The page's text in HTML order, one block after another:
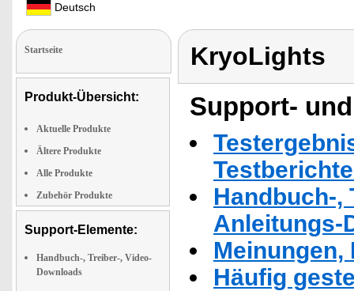
Deutsch
Startseite
Produkt-Übersicht:
Aktuelle Produkte
Ältere Produkte
Alle Produkte
Zubehör Produkte
Support-Elemente:
Handbuch-, Treiber-, Video-
Downloads
KryoLights
Support-
Handbuch-,
Anleitungs-
Häufig